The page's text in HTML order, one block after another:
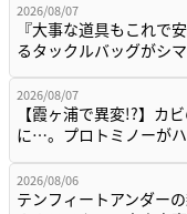
2026/08/07
『大事な道具もこれで
るタックルバッグがシ
2026/08/07
【霞ヶ浦で異変!?】カ
に…。プロトミノーが
2026/08/06
テンフィートアンダー